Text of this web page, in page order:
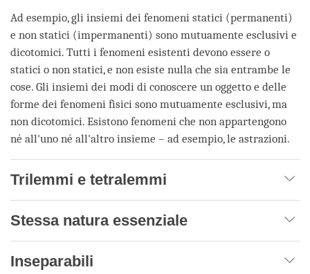
Ad esempio, gli insiemi dei fenomeni statici (permanenti)
e non statici (impermanenti) sono mutuamente esclusivi e
dicotomici. Tutti i fenomeni esistenti devono essere o
statici o non statici, e non esiste nulla che sia entrambe le
cose. Gli insiemi dei modi di conoscere un oggetto e delle
forme dei fenomeni fisici sono mutuamente esclusivi, ma
non dicotomici. Esistono fenomeni che non appartengono
né all'uno né all'altro insieme – ad esempio, le astrazioni.
Trilemmi e tetralemmi
Stessa natura essenziale
Inseparabili